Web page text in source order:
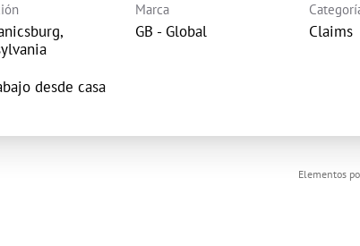
desde casa
Marca
GB - Global Claims
Elementos